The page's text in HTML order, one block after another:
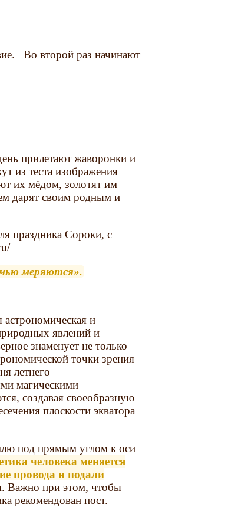
Во второй раз начинают
прилетают жаворонки и
из теста изображения
их мёдом, золотят им
дарят своим родным и
праздника Сороки, с
меряются».
и
явлений и
знаменует не только
точки зрения
летнего
магическими
создавая своеобразную
плоскости экватора
под прямым углом к оси
человека меняется
провода и подали
Важно при этом, чтобы
рекомендован пост.